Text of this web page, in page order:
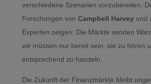
verschiedene Szenarien vorzubereiten.
Forschungen von Campbell Harveyund
Experten zeigen: Die Märkte senden
wir müssen nur bereit sein, sie zu hören
entsprechend zu handeln.
Die Zukunft der Finanzmärkte bleibt